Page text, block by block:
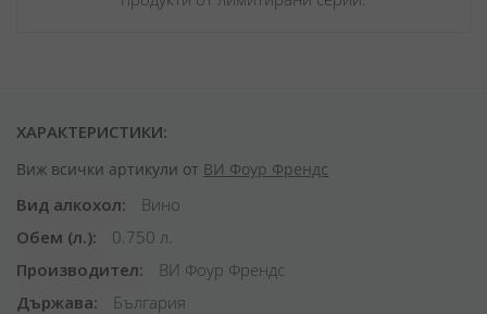
ХАРАКТЕРИСТИКИ:
Виж всички артикули от ВИ Фоур Френдс
Вид алкохол
Вино
Обем (л.)
0.750 л.
Производител
ВИ Фоур Френдс
Държава
България